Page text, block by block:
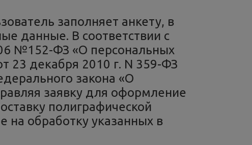
заполняет анкету, в
данные. В соответствии с
№152-ФЗ «О персональных
23 декабря 2010 г. N 359-ФЗ
закона «О
заявку для оформление
полиграфической
на обработку указанных в